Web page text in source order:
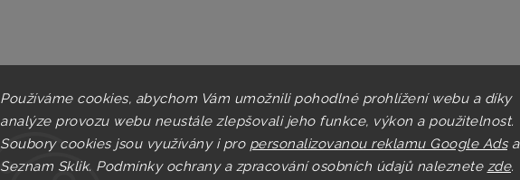
Používáme cookies, abychom Vám umožnili pohodlné prohlížení webu a díky
analýze provozu webu neustále zlepšovali jeho funkce, výkon a použitelnost.
Soubory cookies jsou využívány i pro personalizovanou reklamu Google Adsa
Seznam Sklik. Podmínky ochrany a zpracování osobních údajů naleznete zde.